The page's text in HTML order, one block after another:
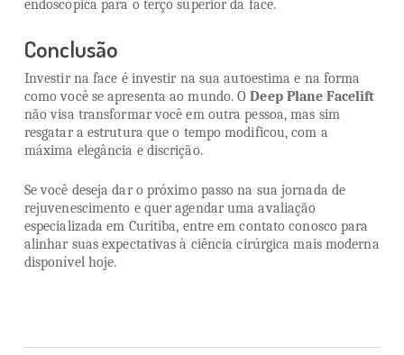
endoscópica para o terço superior da face.
Conclusão
Investir na face é investir na sua autoestima e na forma
como você se apresenta ao mundo. ODeep Plane Facelift
não visa transformar você em outra pessoa, mas sim
resgatar a estrutura que o tempo modificou, com a
máxima elegância e discrição.
Se você deseja dar o próximo passo na sua jornada de
rejuvenescimento e quer agendar uma avaliação
especializada em Curitiba, entre em contato conosco para
alinhar suas expectativas à ciência cirúrgica mais moderna
disponível hoje.